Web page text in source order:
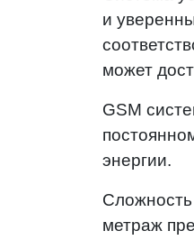
и
может
GSM
энергии.
Сложность
метраж